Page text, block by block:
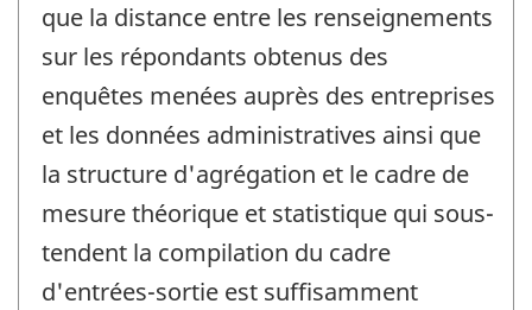
que la distance entre les renseignements
sur les répondants obtenus des
enquêtes menées auprès des entreprises
et les données administratives ainsi que
la structure d'agrégation et le cadre de
mesure théorique et statistique qui sous-
tendent la compilation du cadre
d'entrées-sortie est suffisamment